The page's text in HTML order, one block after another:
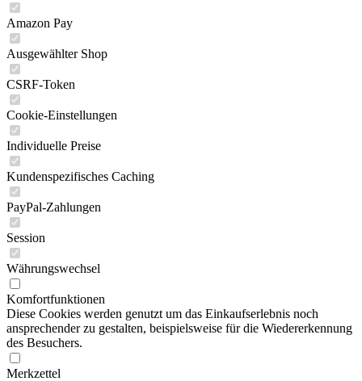
Amazon Pay
Ausgewählter Shop
CSRF-Token
Cookie-Einstellungen
Individuelle Preise
Kundenspezifisches Caching
PayPal-Zahlungen
Session
Währungswechsel
Komfortfunktionen
Diese Cookies werden genutzt um das Einkaufserlebnis noch
ansprechender zu gestalten, beispielsweise für die Wiedererkennung
des Besuchers.
Merkzettel